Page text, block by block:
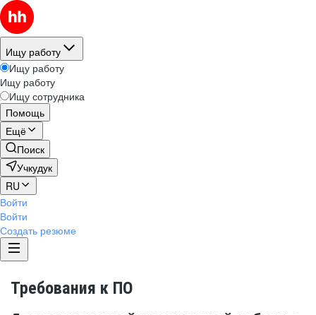
Ищу работу
Ищу работу
Ищу работу
Ищу сотрудника
Помощь
Ещё
Поиск
Учкудук
RU
Войти
Войти
Создать резюме
Требования к ПО